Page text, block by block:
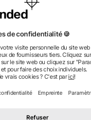
Bonnet de Noël
dès 0,25 €